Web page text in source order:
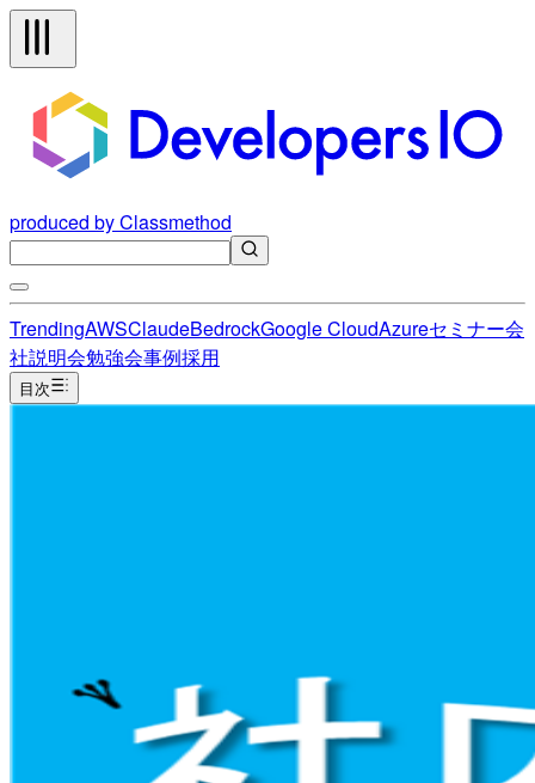
produced by Classmethod
TrendingAWSClaudeBedrockGoogle CloudAzureセミナー会
社説明会勉強会事例採用
目次